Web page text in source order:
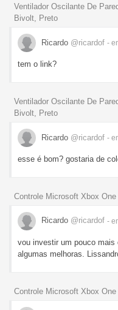
Ventilador Oscilante De
Bivolt, Preto
Ricardo @ricardof -
tem o link?
Ventilador Oscilante De
Bivolt, Preto
Ricardo @ricardof -
esse é bom? gostaria de
Controle Microsoft Xbox
Ricardo @ricardof -
vou investir um pouco mais
algumas melhoras.
Controle Microsoft Xbox